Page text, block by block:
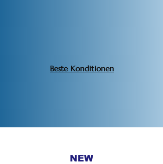
Beste Konditionen
NEW